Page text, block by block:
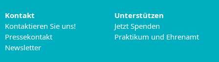
Kontakt
Kontaktieren Sie uns!
Pressekontakt
Newsletter
Unterstützen
Jetzt Spenden
Praktikum und Ehrenamt